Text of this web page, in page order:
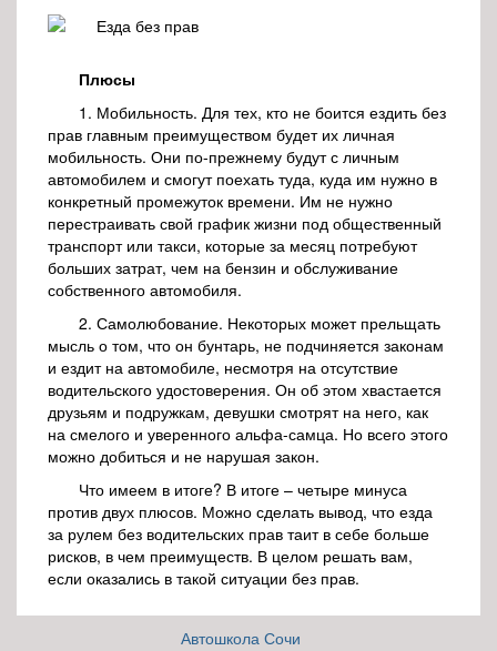
Плюсы
1. Мобильность. Для тех, кто не боится ездить без
прав главным преимуществом будет их личная
мобильность. Они по-прежнему будут с личным
автомобилем и смогут поехать туда, куда им нужно в
конкретный промежуток времени. Им не нужно
перестраивать свой график жизни под общественный
транспорт или такси, которые за месяц потребуют
больших затрат, чем на бензин и обслуживание
собственного автомобиля.
2. Самолюбование. Некоторых может прельщать
мысль о том, что он бунтарь, не подчиняется законам
и ездит на автомобиле, несмотря на отсутствие
водительского удостоверения. Он об этом хвастается
друзьям и подружкам, девушки смотрят на него, как
на смелого и уверенного альфа-самца. Но всего этого
можно добиться и не нарушая закон.
Что имеем в итоге? В итоге – четыре минуса
против двух плюсов. Можно сделать вывод, что езда
за рулем без водительских прав таит в себе больше
рисков, в чем преимуществ. В целом решать вам,
если оказались в такой ситуации без прав.
Автошкола Сочи